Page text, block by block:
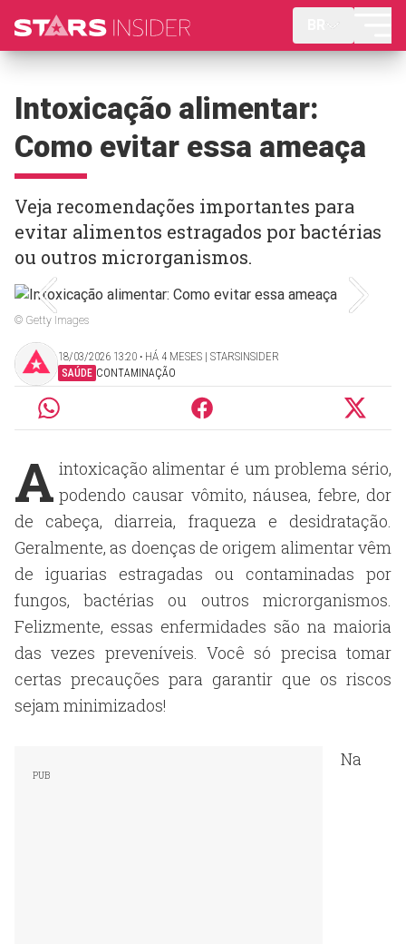
Intoxicação alimentar:
Como evitar essa ameaça
Veja recomendações importantes para
evitar alimentos estragados por bactérias
ou outros microrganismos.
© Getty Images
18/03/2026 13:20 ‧ HÁ 4 MESES | STARSINSIDER
SAÚDE CONTAMINAÇÃO
A intoxicação alimentar é um problema sério,
podendo causar vômito, náusea, febre, dor
de cabeça, diarreia, fraqueza e desidratação.
Geralmente, as doenças de origem alimentar vêm
de iguarias estragadas ou contaminadas por
fungos, bactérias ou outros microrganismos.
Felizmente, essas enfermidades são na maioria
das vezes preveníveis. Você só precisa tomar
certas precauções para garantir que os riscos
sejam minimizados!
Na